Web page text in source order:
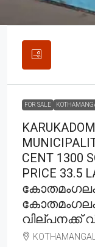
FOR SALE
CENT 1300
PRICE 33.5
കോതമംഗലം
കോതമംഗലം
വില്പനക്ക്